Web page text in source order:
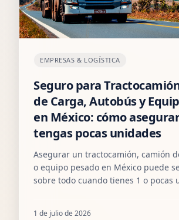
EMPRESAS & LOGÍSTICA
Seguro para
de Carga, Autobús y
en México: cómo
tengas pocas unidades
Asegurar un tractocamión, camión
o equipo pesado en México puede
sobre todo cuando tienes 1 o pocas
1 de julio de 2026